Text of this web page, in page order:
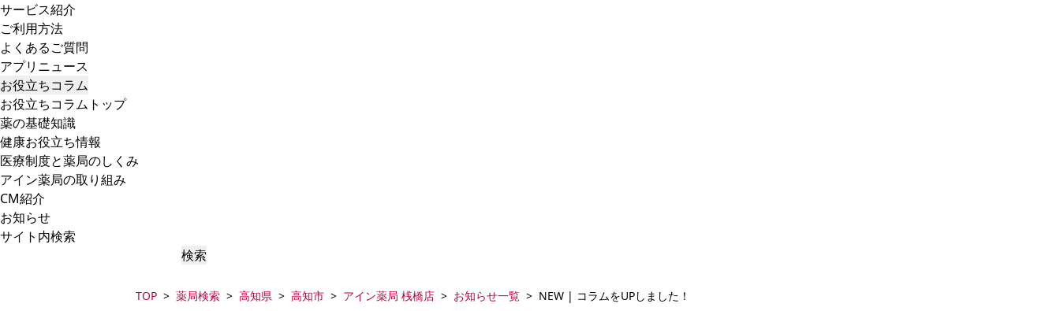
サービス紹介
ご利用方法
よくあるご質問
アプリニュース
お役立ちコラム
お役立ちコラムトップ
薬の基礎知識
健康お役立ち情報
医療制度と薬局のしくみ
アイン薬局の取り組み
CM紹介
お知らせ
サイト内検索
検索
TOP 薬局検索 高知県 高知市 アイン薬局 桟橋店 お知らせ一覧 NEW | コラムをUPしました！